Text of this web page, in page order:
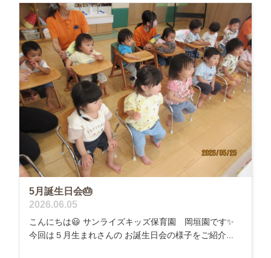
5月誕生日会🎂
2026.06.05
こんにちは😃 サンライズキッズ保育園 岡垣園です✨
今回は５月生まれさんの お誕生日会の様子をご紹介...